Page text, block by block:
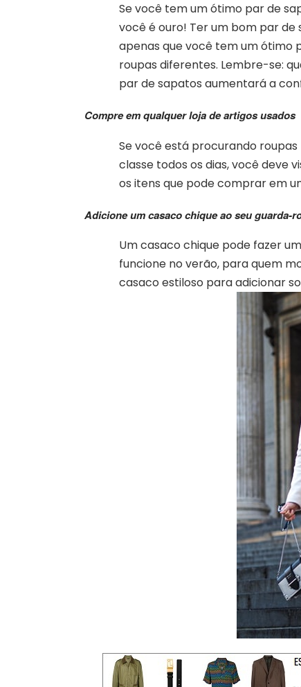
Se você tem um ótimo par de
você é ouro! Ter um bom par de
apenas que você tem um ótimo
roupas diferentes. Lembre-se:
par de sapatos aumentará a
Compre em qualquer loja de artigos usados
Se você está procurando
classe todos os dias, você deve
os itens que pode comprar em
Adicione um casaco chique ao seu guarda-
Um casaco chique pode fazer
funcione no verão, para quem
casaco estiloso para adicionar